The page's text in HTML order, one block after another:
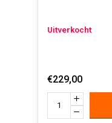
Uitverkocht
€229,00